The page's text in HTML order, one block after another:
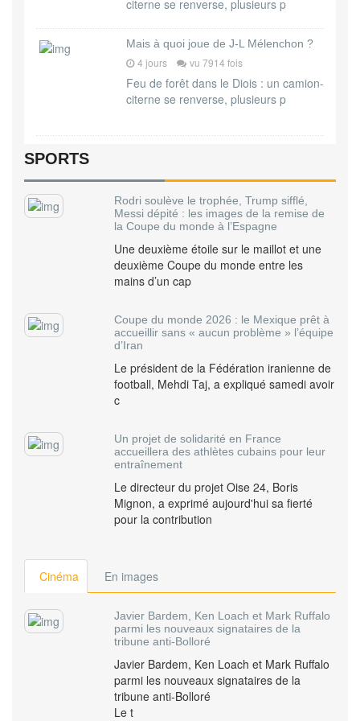
citerne se renverse, plusieurs p
Mais à quoi joue de J-L Mélenchon ?
4 jours vu 7914 fois
Feu de forêt dans le Diois : un camion-
citerne se renverse, plusieurs p
SPORTS
Rodri soulève le trophée, Trump sifflé,
Messi dépité : les images de la remise de
la Coupe du monde à l’Espagne
Une deuxième étoile sur le maillot et une
deuxième Coupe du monde entre les
mains d’un cap
Coupe du monde 2026 : le Mexique prêt à
accueillir sans « aucun problème » l’équipe
d’Iran
Le président de la Fédération iranienne de
football, Mehdi Taj, a expliqué samedi avoir
c
Un projet de solidarité en France
accueillera des athlètes cubains pour leur
entraînement
Le directeur du projet Oise 24, Boris
Mignon, a exprimé aujourd'hui sa fierté
pour la contribution
Cinéma En images
Javier Bardem, Ken Loach et Mark Ruffalo
parmi les nouveaux signataires de la
tribune anti-Bolloré
Javier Bardem, Ken Loach et Mark Ruffalo
parmi les nouveaux signataires de la
tribune anti-Bolloré
Le t